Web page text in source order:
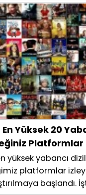
En Yüksek 20
Platformlar
yüksek yabancı
platformlar
başlandı.